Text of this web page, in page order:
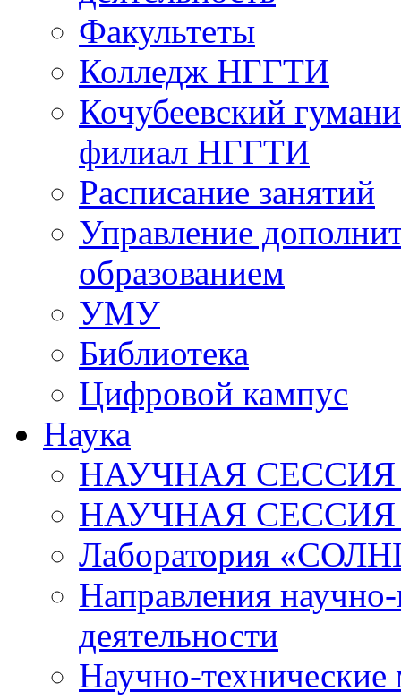
Факультеты
Колледж НГГТИ
Кочубеевский
филиал НГГТИ
Расписание занятий
Управление
образованием
УМУ
Библиотека
Цифровой кампус
Наука
НАУЧНАЯ СЕССИЯ
НАУЧНАЯ
Лаборатория
Направления научно-
деятельности
Научно-технические